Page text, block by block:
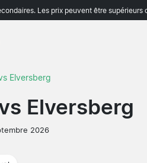
Les prix peuvent être
Elversberg
Elversberg
2026